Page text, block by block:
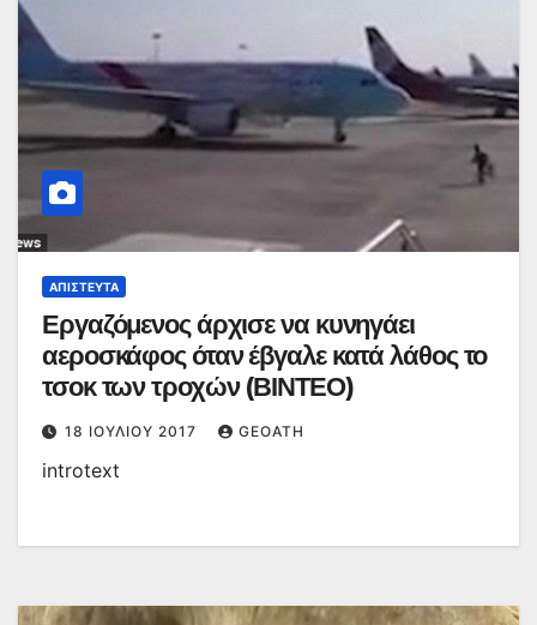
ΑΠΊΣΤΕΥΤΑ
Εργαζόμενος άρχισε να κυνηγάει
αεροσκάφος όταν έβγαλε κατά λάθος το
τσοκ των τροχών (ΒΙΝΤΕΟ)
18 ΙΟΥΛΊΟΥ 2017 GEOATH
introtext